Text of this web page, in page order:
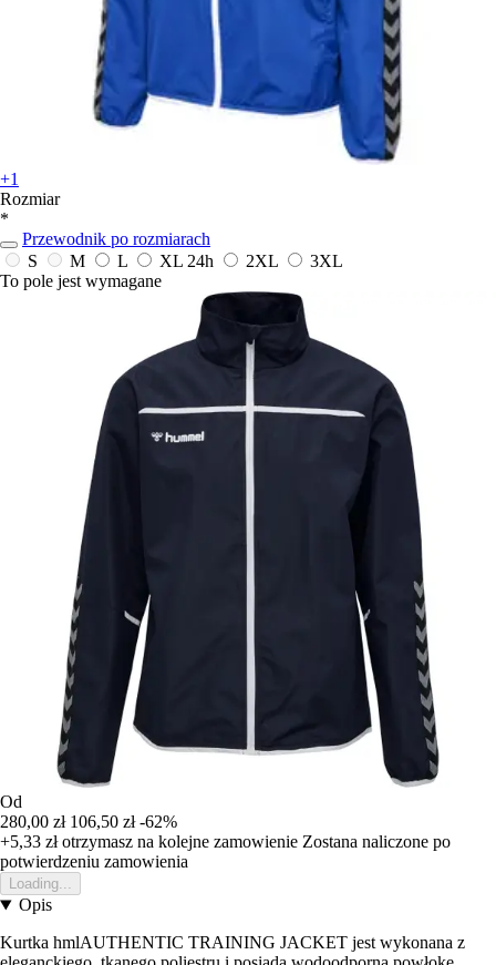
+1
Rozmiar
*
Przewodnik po rozmiarach
S
M L XL 24h 2XL
3XL
To pole jest wymagane
Od
280,00 zł 106,50 zł -62%
+5,33 złotrzymasz na kolejne zamowienie Zostana naliczone po
potwierdzeniu zamowienia
Loading...
Opis
Kurtka hmlAUTHENTIC TRAINING JACKET jest wykonana z